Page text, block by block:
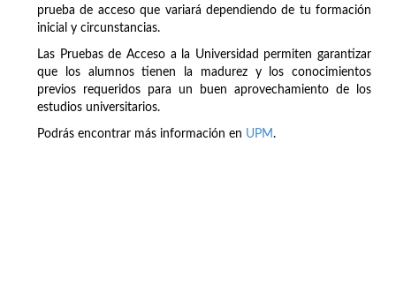
prueba de acceso que variará dependiendo de tu formación
inicial y circunstancias.
Las Pruebas de Acceso a la Universidad permiten garantizar
que los alumnos tienen la madurez y los conocimientos
previos requeridos para un buen aprovechamiento de los
estudios universitarios.
Podrás encontrar más información en UPM .